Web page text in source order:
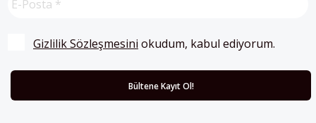
Gizlilik Sözleşmesini okudum, kabul ediyorum.